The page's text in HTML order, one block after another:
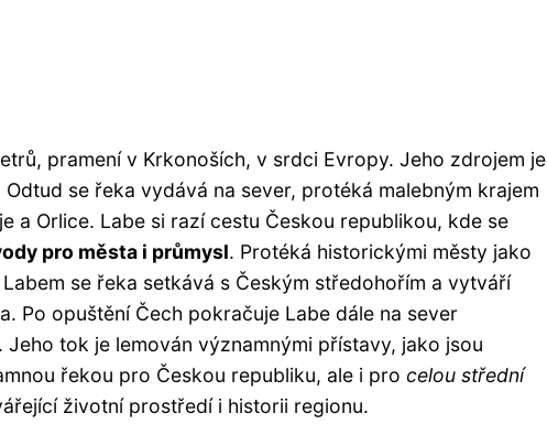
pramení v Krkonoších, v srdci Evropy. Jeho zdrojem je
se řeka vydává na sever, protéká malebným krajem
a Orlice. Labe si razí cestu Českou republikou, kde se
pro města i průmysl. Protéká historickými městy jako
se řeka setkává s Českým středohořím a vytváří
Po opuštění Čech pokračuje Labe dále na sever
. Jeho tok je lemován významnými přístavy, jako jsou
řekou pro Českou republiku, ale i pro celou střední
životní prostředí i historii regionu.